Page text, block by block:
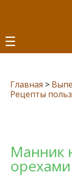
☰
Главная >
Рецепты
Манник